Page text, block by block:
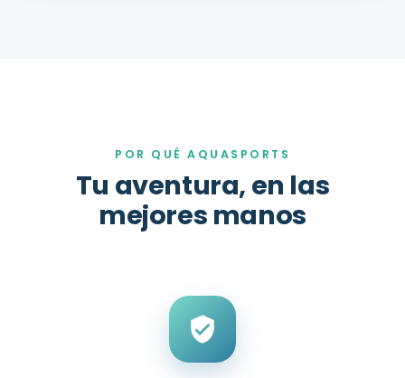
POR QUÉ AQUASPORTS
Tu aventura, en las
mejores manos